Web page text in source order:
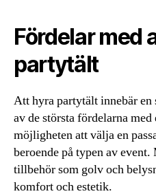
Fördelar med
partytält
Att hyra partytält innebär
av de största fördelarna
möjligheten att välja en
beroende på typen av
tillbehör som golv och
komfort och estetik.